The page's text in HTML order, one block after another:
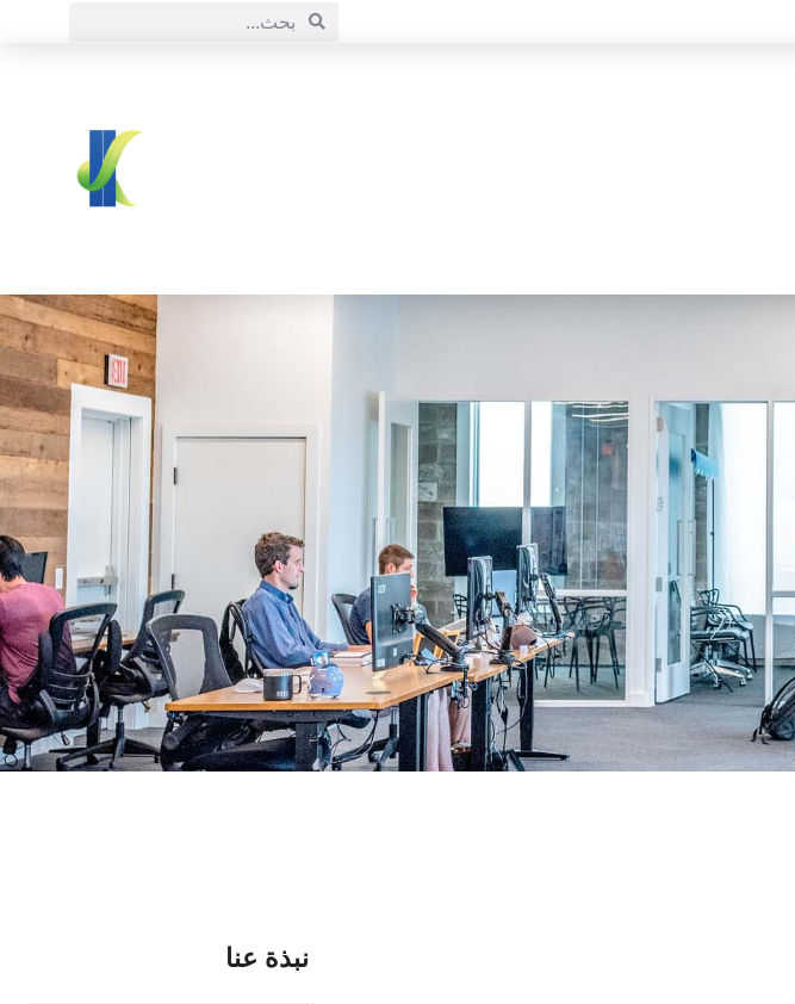
نبذة عنا